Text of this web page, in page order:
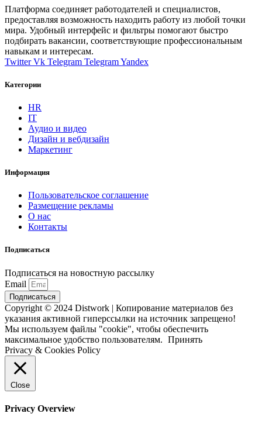
Платформа соединяет работодателей и специалистов,
предоставляя возможность находить работу из любой точки
мира. Удобный интерфейс и фильтры помогают быстро
подбирать вакансии, соответствующие профессиональным
навыкам и интересам.
Twitter Vk Telegram TelegramYandex
Категории
HR
IT
Аудио и видео
Дизайн и вебдизайн
Маркетинг
Информация
Пользовательское соглашение
Размещение рекламы
О нас
Контакты
Подписаться
Подписаться на новостную рассылку
Email
Подписаться
Copyright © 2024 Distwork | Копирование материалов без
указания активной гиперссылки на источник запрещено!
Мы используем файлы "cookie", чтобы обеспечить
максимальное удобство пользователям. Принять
Privacy & Cookies Policy
Close
Privacy Overview